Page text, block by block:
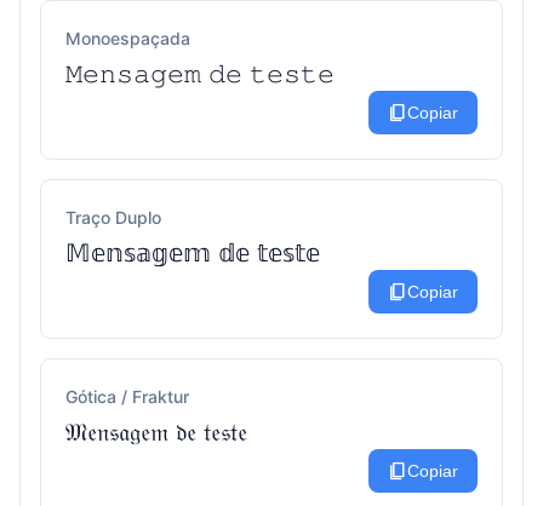
Monoespaçada
𝙼𝚎𝚗𝚜𝚊𝚐𝚎𝚖 𝚍𝚎 𝚝𝚎𝚜𝚝𝚎
content_copyCopiar
Traço Duplo
𝕄𝕖𝕟𝕤𝕒𝕘𝕖𝕞 𝕕𝕖 𝕥𝕖𝕤𝕥𝕖
content_copyCopiar
Gótica / Fraktur
𝔐𝔢𝔫𝔰𝔞𝔤𝔢𝔪 𝔡𝔢 𝔱𝔢𝔰𝔱𝔢
content_copyCopiar